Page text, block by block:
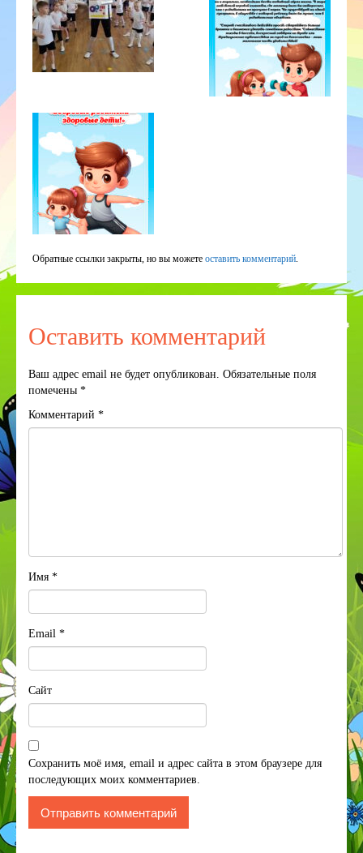
Обратные ссылки закрыты, но вы можете оставить комментарий
Оставить комментарий
Ваш адрес email не будет опубликован. Обязательные поля
помечены *
Комментарий *
Имя *
Email *
Сайт
Сохранить моё имя, email и адрес сайта в этом браузере для
последующих моих комментариев.